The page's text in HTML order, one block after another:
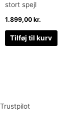
stort spejl
1.899,00 kr.
Tilføj til kurv
Trustpilot